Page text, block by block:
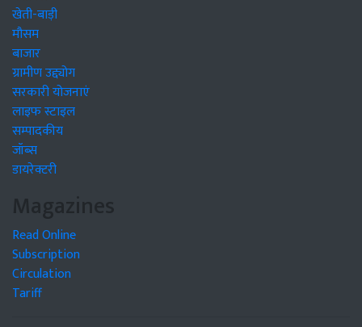
खेती-बाड़ी
मौसम
बाजार
ग्रामीण उद्द्योग
सरकारी योजनाएं
लाइफ स्टाइल
सम्पादकीय
जॉब्स
डायरेक्टरी
Magazines
Read Online
Subscription
Circulation
Tariff